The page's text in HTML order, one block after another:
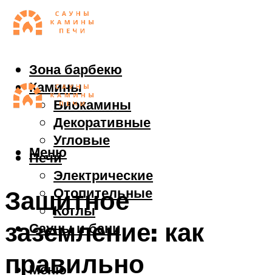
Зона барбекю
Камины
Биокамины
Декоративные
Угловые
Печи
Электрические
Отопительные
Котлы
Сауны и бани
Меню
Меню
Защитное
заземление: как
правильно